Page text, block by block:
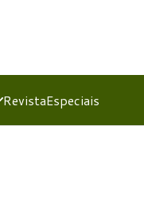
RevistaEspeciais